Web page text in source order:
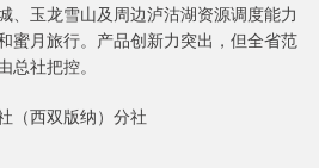
、玉龙雪山及周边泸沽湖资源调度能力
蜜月旅行。产品创新力突出，但全省范
总社把控。
（西双版纳）分社